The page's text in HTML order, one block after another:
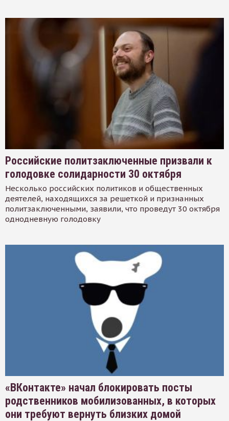
Российские политзаключенные призвали к
голодовке солидарности 30 октября
Несколько российских политиков и общественных
деятелей, находящихся за решеткой и признанных
политзаключенными, заявили, что проведут 30 октября
однодневную голодовку
«ВКонтакте» начал блокировать посты
родственников мобилизованных, в которых
они требуют вернуть близких домой